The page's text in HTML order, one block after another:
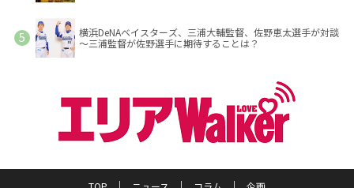
横浜DeNAベイスターズ、三浦大輔監督、佐野恵太選手が対談
～三浦監督が佐野選手に期待することは？